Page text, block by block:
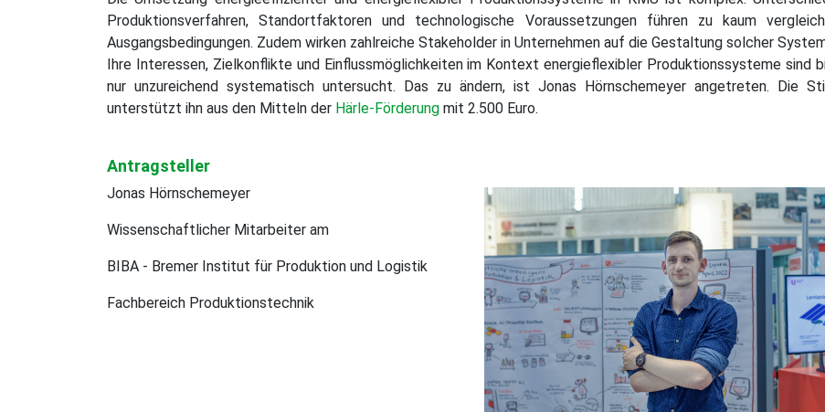
Logo, Farben und Schrift
Liste der 2012 bis 2017
geförderten Projekte
Produktionsverfahren, Standortfaktoren und technologische Voraussetzungen führen zu kaum
Ausgangsbedingungen. Zudem wirken zahlreiche Stakeholder in Unternehmen auf die Gestaltung solcher
Ihre Interessen, Zielkonflikte und Einflussmöglichkeiten im Kontext energieflexibler Produktionssysteme sind
nur unzureichend systematisch untersucht. Das zu ändern, ist Jonas Hörnschemeyer angetreten. Die
unterstützt ihn aus den Mitteln der Härle-Förderung mit 2.500 Euro.
Antragsteller
Jonas Hörnschemeyer
Wissenschaftlicher Mitarbeiter am
BIBA - Bremer Institut für Produktion und Logistik
Fachbereich Produktionstechnik